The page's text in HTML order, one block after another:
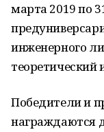
марта 2019 по
инженерного
теоретический
Победители и
награждаются